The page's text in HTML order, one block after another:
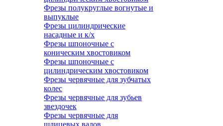
Фрезы полукруглые вогнутые и
выпуклые
Фрезы цилиндрические
насадные и к/х
Фрезы шпоночные с
коническим хвостовиком
Фрезы шпоночные с
цилиндрическим хвостовиком
Фрезы червячные для зубчатых
колес
Фрезы червячные для зубьев
звездочек
Фрезы червячные для
шлицевых валов